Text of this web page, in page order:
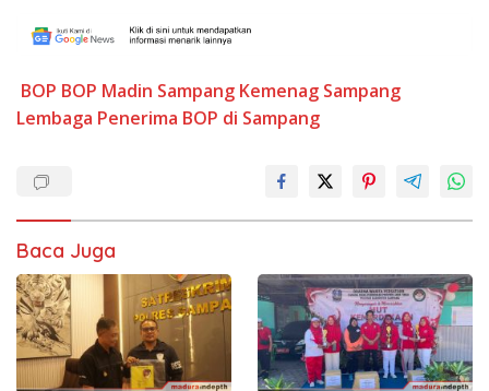
BOP BOP Madin Sampang Kemenag Sampang
Lembaga Penerima BOP di Sampang
Baca Juga